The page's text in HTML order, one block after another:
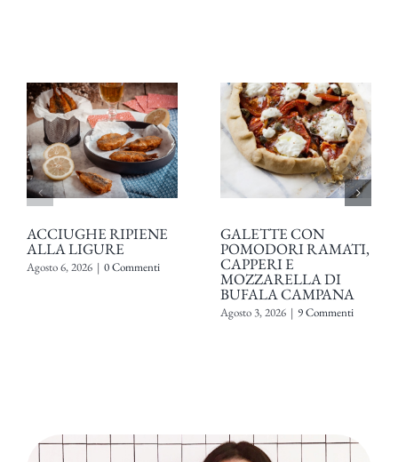
ACCIUGHE RIPIENE
ALLA LIGURE
Agosto 6, 2026 | 0 Commenti
GALETTE CON
POMODORI RAMATI,
CAPPERI E
MOZZARELLA DI
BUFALA CAMPANA
Agosto 3, 2026 | 9 Commenti